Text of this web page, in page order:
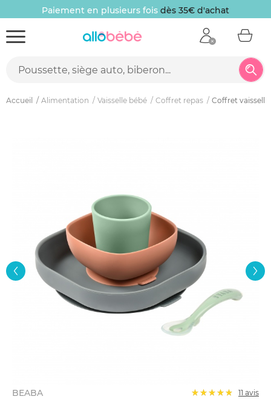
Paiement en plusieurs fois dès 35€ d'achat
Accueil Alimentation Vaisselle bébé Coffret repas Coffret
BEABA 11 avis